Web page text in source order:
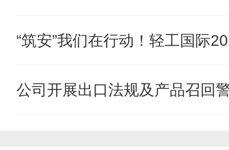
“筑安”我们在行动！轻工国际
公司开展出口法规及产品召回